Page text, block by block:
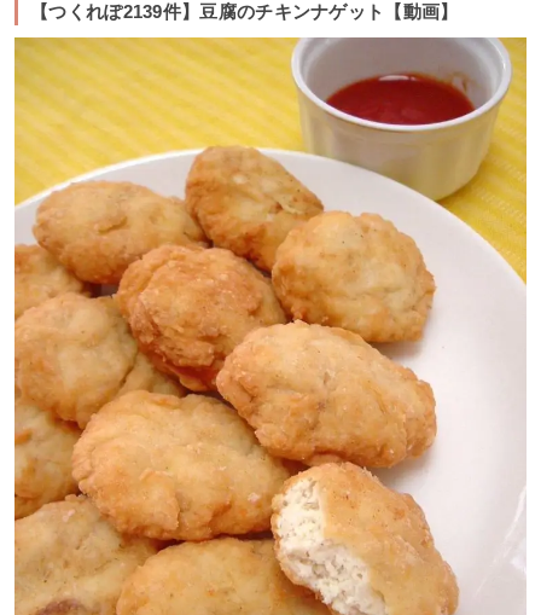
【つくれぽ2139件】豆腐のチキンナゲット【動画】